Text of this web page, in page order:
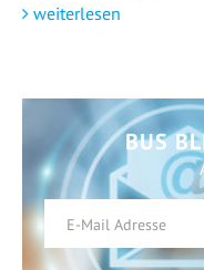
weiterlesen
BUS